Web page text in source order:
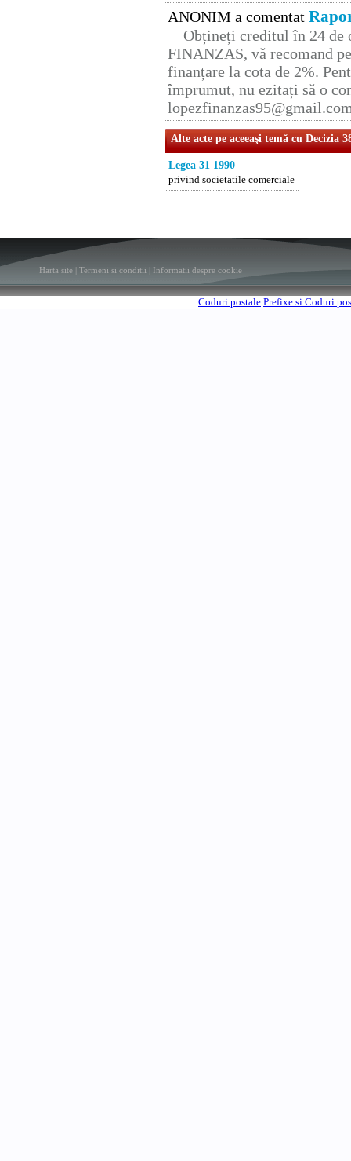
ANONIM a comentat
Obțineți creditul în 24 de
FINANZAS, vă recomand
finanțare la cota de 2%.
împrumut, nu ezitați să o
Alte acte pe aceeaşi temă cu Decizia
Legea 31 1990
privind societatile comerciale
Harta site Termeni si conditii Informatii despre cookie
Coduri postale Prefixe si Coduri